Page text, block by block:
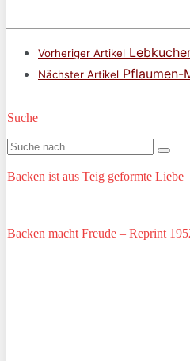
Vorheriger Artikel
Nächster Artikel Pflaumen-
Suche
Backen ist aus Teig geformte Liebe
Backen macht Freude – Reprint